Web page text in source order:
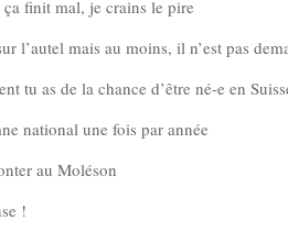
finit mal, je crains le pire
l’autel mais au moins, il n’est pas
tu as de la chance d’être né-e en
national une fois par année
au Moléson
!